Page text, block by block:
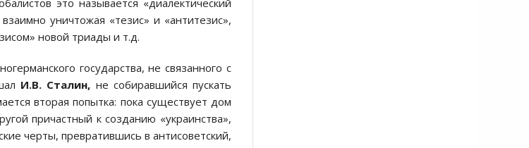
это называется «диалектический
уничтожая «тезис» и «антитезис»,
новой триады и т.д.
государства, не связанного с
И.В. Сталин, не собиравшийся пускать
вторая попытка: пока существует дом
причастный к созданию «украинства»,
черты, превратившись в антисоветский,